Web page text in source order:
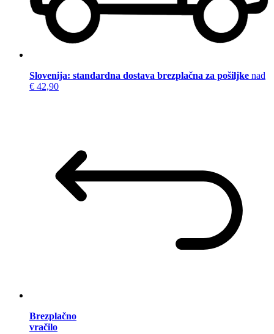
Slovenija: standardna dostava brezplačna za pošiljke nad
€ 42,90
Brezplačno
vračilo